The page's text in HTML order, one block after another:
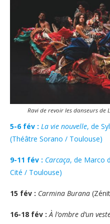
Ravi de revoir les danseurs de
5-6 fév : La vie nouvelle, de
(Théâtre Sorano / Toulouse)
9-11 fév : Carcaça, de Marco
Cité / Toulouse)
15 fév : Carmina Burana
16-18 fév : À l’ombre d’un